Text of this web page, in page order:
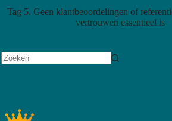
Tag 5. Geen klantbeoordelingen of
vertrouwen essentieel is